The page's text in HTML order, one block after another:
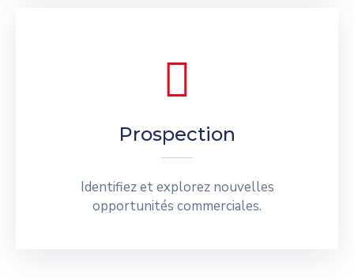
Prospection
Identifiez et explorez nouvelles
opportunités commerciales.